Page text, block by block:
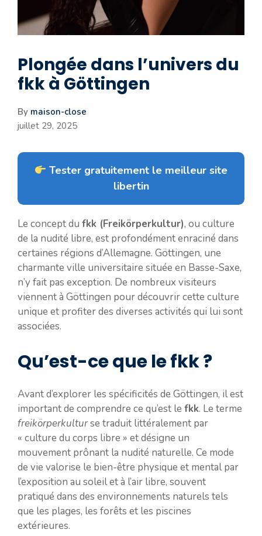
Plongée dans l’univers du
fkk à Göttingen
By maison-close
juillet 29, 2025
Tester gratuitement le meilleur site
libertin
Le concept du fkk (Freikörperkultur), ou culture
de la nudité libre, est profondément enraciné dans
certaines régions d’Allemagne. Göttingen, une
charmante ville universitaire située en Basse-Saxe,
n’y fait pas exception. De nombreux visiteurs
viennent à Göttingen pour découvrir cette culture
unique et profiter des diverses activités qui lui sont
associées.
Qu’est-ce que le fkk ?
Avant d’explorer les spécificités de Göttingen, il est
important de comprendre ce qu’est le fkk. Le terme
freikörperkulturse traduit littéralement par
« culture du corps libre » et désigne un
mouvement prônant la nudité naturelle. Ce mode
de vie valorise le bien-être physique et mental par
l’exposition au soleil et à l’air libre, souvent
pratiqué dans des environnements naturels tels
que les plages, les forêts et les piscines
extérieures.